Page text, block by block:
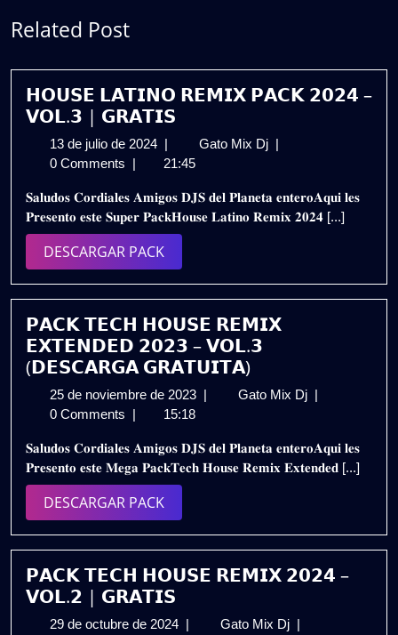
Related Post
𝗛𝗢𝗨𝗦𝗘 𝗟𝗔𝗧𝗜𝗡𝗢 𝗥𝗘𝗠𝗜𝗫 𝗣𝗔𝗖𝗞 𝟮𝟬𝟮𝟰 –
𝗩𝗢𝗟.𝟯 | 𝗚𝗥𝗔𝗧𝗜𝗦
13 de julio de 2024 13
de
de
2024
Gato Mix Dj 𝗛𝗢𝗨𝗦𝗘
𝗣𝗔𝗖𝗞
𝟮𝟬𝟮𝟰
|
𝗚𝗥𝗔𝗧𝗜𝗦
0 Comments
21:45
𝐒𝐚𝐥𝐮𝐝𝐨𝐬 𝐂𝐨𝐫𝐝𝐢𝐚𝐥𝐞𝐬 𝐀𝐦𝐢𝐠𝐨𝐬 𝐃𝐉𝐒 𝐝𝐞𝐥 𝐏𝐥𝐚𝐧𝐞𝐭𝐚 𝐞𝐧𝐭𝐞𝐫𝐨𝐀𝐪𝐮𝐢 𝐥𝐞𝐬
𝐏𝐫𝐞𝐬𝐞𝐧𝐭𝐨 𝐞𝐬𝐭𝐞 𝐒𝐮𝐩𝐞𝐫 𝐏𝐚𝐜𝐤𝐇𝐨𝐮𝐬𝐞 𝐋𝐚𝐭𝐢𝐧𝐨 𝐑𝐞𝐦𝐢𝐱 𝟐𝟎𝟐𝟒 [...]
DESCARGAR PACKDESCARGAR
PACK
𝗣𝗔𝗖𝗞 𝗧𝗘𝗖𝗛 𝗛𝗢𝗨𝗦𝗘 𝗥𝗘𝗠𝗜𝗫
𝗘𝗫𝗧𝗘𝗡𝗗𝗘𝗗 𝟮𝟬𝟮𝟯 – 𝗩𝗢𝗟.𝟯
(𝗗𝗘𝗦𝗖𝗔𝗥𝗚𝗔 𝗚𝗥𝗔𝗧𝗨𝗜𝗧𝗔)
25 de noviembre de 2023 25
de
2023
Gato Mix Dj 𝗣𝗔𝗖𝗞
𝗥𝗘𝗠𝗜𝗫
𝗘𝗫𝗧𝗘𝗡𝗗𝗘𝗗
𝗩𝗢𝗟.𝟯
(𝗗𝗘𝗦𝗖𝗔𝗥𝗚𝗔
𝗚𝗥𝗔𝗧𝗨𝗜𝗧𝗔)
0 Comments
15:18
𝐒𝐚𝐥𝐮𝐝𝐨𝐬 𝐂𝐨𝐫𝐝𝐢𝐚𝐥𝐞𝐬 𝐀𝐦𝐢𝐠𝐨𝐬 𝐃𝐉𝐒 𝐝𝐞𝐥 𝐏𝐥𝐚𝐧𝐞𝐭𝐚 𝐞𝐧𝐭𝐞𝐫𝐨𝐀𝐪𝐮𝐢 𝐥𝐞𝐬
𝐏𝐫𝐞𝐬𝐞𝐧𝐭𝐨 𝐞𝐬𝐭𝐞 𝐌𝐞𝐠𝐚 𝐏𝐚𝐜𝐤𝐓𝐞𝐜𝐡 𝐇𝐨𝐮𝐬𝐞 𝐑𝐞𝐦𝐢𝐱 𝐄𝐱𝐭𝐞𝐧𝐝𝐞𝐝 [...]
DESCARGAR PACKDESCARGAR
PACK
𝗣𝗔𝗖𝗞 𝗧𝗘𝗖𝗛 𝗛𝗢𝗨𝗦𝗘 𝗥𝗘𝗠𝗜𝗫 𝟮𝟬𝟮𝟰 –
𝗩𝗢𝗟.𝟮 | 𝗚𝗥𝗔𝗧𝗜𝗦
29 de octubre de 2024 29 Gato Mix Dj 𝗣𝗔𝗖𝗞